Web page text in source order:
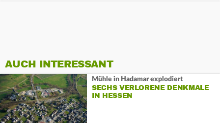
AUCH INTERESSANT
Mühle in Hadamar explodiert
SECHS VERLORENE DENKMALE
IN HESSEN